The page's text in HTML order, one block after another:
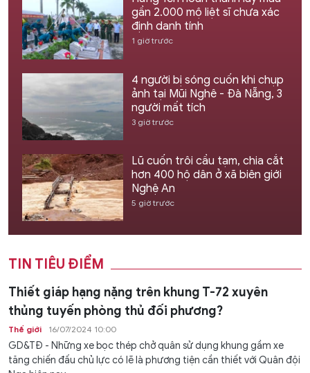
gần 2.000 mộ liệt sĩ chưa xác
định danh tính
1 giờ trước
4 người bị sóng cuốn khi chụp
ảnh tại Mũi Nghê - Đà Nẵng, 3
người mất tích
3 giờ trước
Lũ cuốn trôi cầu tạm, chia cắt
hơn 400 hộ dân ở xã biên giới
Nghệ An
5 giờ trước
TIN TIÊU ĐIỂM
Thiết giáp hạng nặng trên khung T-72 xuyên
thủng tuyến phòng thủ đối phương?
Thế giới 16/07/2024 10:00
GD&TĐ - Những xe bọc thép chở quân sử dụng khung gầm xe
tăng chiến đấu chủ lực có lẽ là phương tiện cần thiết với Quân đội